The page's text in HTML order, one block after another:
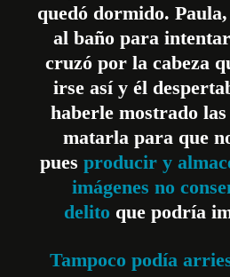
quedó dormido.
al baño para
cruzó por la cabeza
irse así y él
haberle mostrado
matarla para que
pues producir y
imágenes no
delito que podría
Tampoco podía